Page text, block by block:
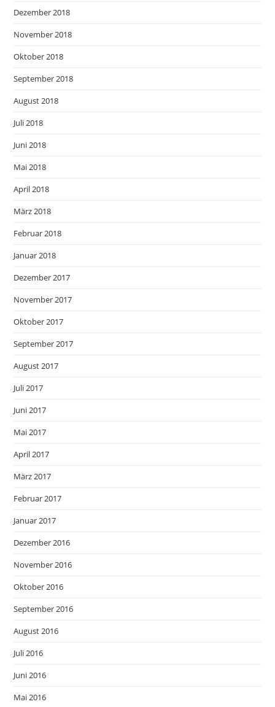
Dezember 2018
November 2018
Oktober 2018
September 2018
August 2018
Juli 2018
Juni 2018
Mai 2018
April 2018
März 2018
Februar 2018
Januar 2018
Dezember 2017
November 2017
Oktober 2017
September 2017
August 2017
Juli 2017
Juni 2017
Mai 2017
April 2017
März 2017
Februar 2017
Januar 2017
Dezember 2016
November 2016
Oktober 2016
September 2016
August 2016
Juli 2016
Juni 2016
Mai 2016